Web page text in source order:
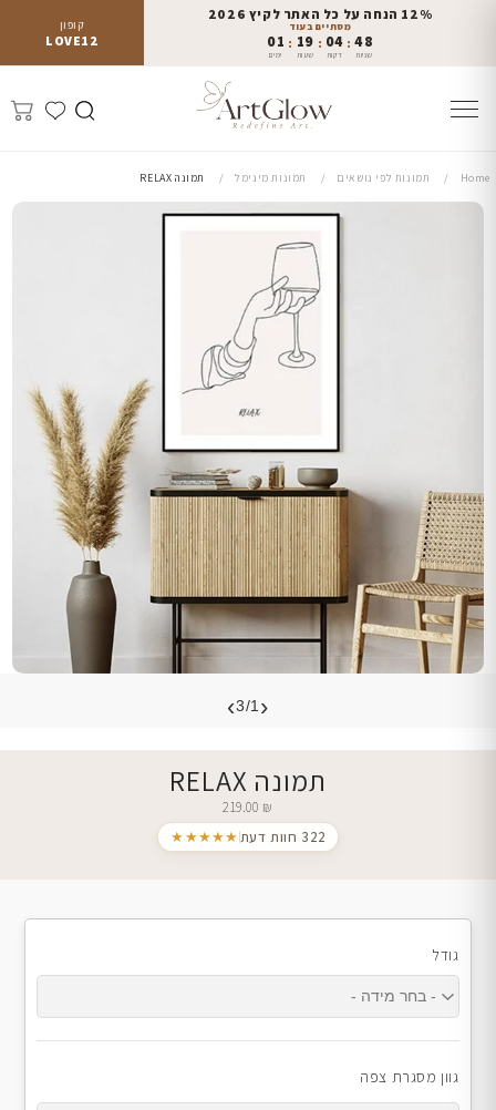
קופון
LOVE12
12% הנחה על כל האתר לקיץ 2026
מסתיים בעוד
01
ימים
: 19
שעות
: 04
דקות
: 48
שניות
Home תמונות לפי נושאים תמונות מינימל תמונה RELAX
‹
3/1
›
תמונה RELAX
219.00 ₪
★★★★★
322 חוות דעת
גודל
גוון מסגרת צפה